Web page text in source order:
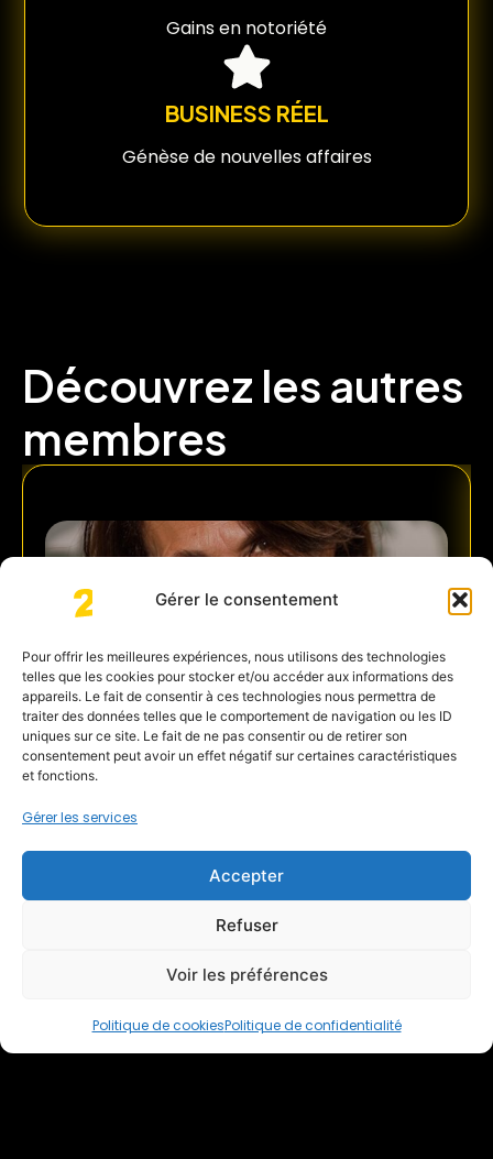
Gérer le consentement
Pour offrir les meilleures expériences, nous utilisons des technologies
telles que les cookies pour stocker et/ou accéder aux informations des
appareils. Le fait de consentir à ces technologies nous permettra de
traiter des données telles que le comportement de navigation ou les ID
uniques sur ce site. Le fait de ne pas consentir ou de retirer son
consentement peut avoir un effet négatif sur certaines caractéristiques
et fonctions.
Gérer les services
Accepter
Refuser
Voir les préférences
Politique de cookiesPolitique de confidentialité
Gains en notoriété
BUSINESS RÉEL
Génèse de nouvelles affaires
Découvrez les autres
membres
ISABELLE ISSARTEL
COSY LOFT